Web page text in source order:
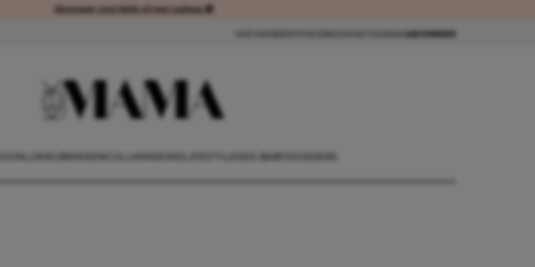
Abonneer voordelig of met cadeau 🎁Abonneer voordelig of met cadeau 🎁
ABONNEER